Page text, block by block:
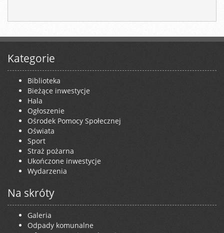
Kategorie
Biblioteka
Bieżące inwestycje
Hala
Ogłoszenie
Ośrodek Pomocy Społecznej
Oświata
Sport
Straż pożarna
Ukończone inwestycje
Wydarzenia
Na skróty
Galeria
Odpady komunalne